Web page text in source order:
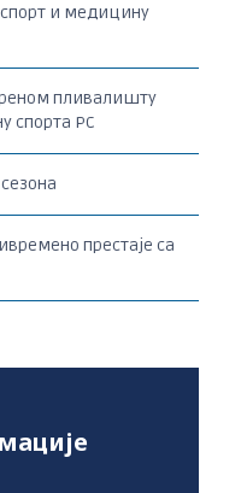
спорт и медицину
пливалишту
спорта РС
престаје са